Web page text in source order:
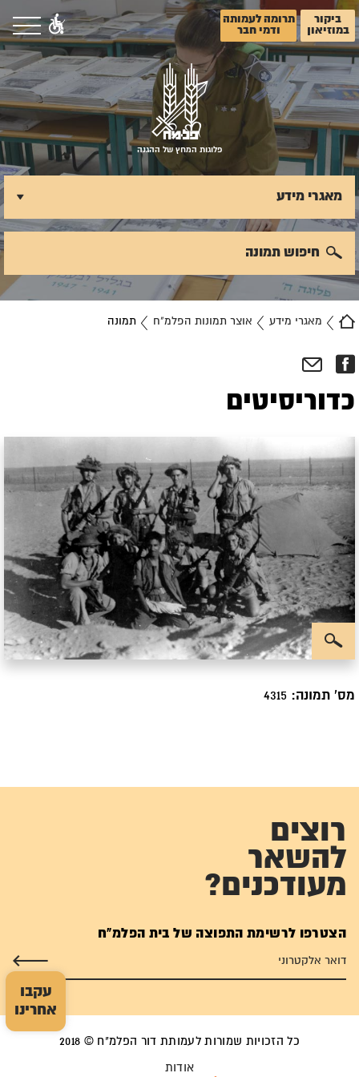
עקבו
אחרינו
ביקור
במוזיאון
תרומה לעמותה
ודמי חבר
פלוגות המחץ של ההגנה
מאגרי מידע אוצר תמונות הפלמ"ח תמונה
מאגרי מידע
חיפוש תמונה
כדוריסיטים
מס' תמונה:
רוצים
להשאר
מעודכנים?
הצטרפו לרשימת התפוצה של בית הפלמ"ח
כל הזכויות שמורות לעמותת דור הפלמ"ח © 2018
אודות